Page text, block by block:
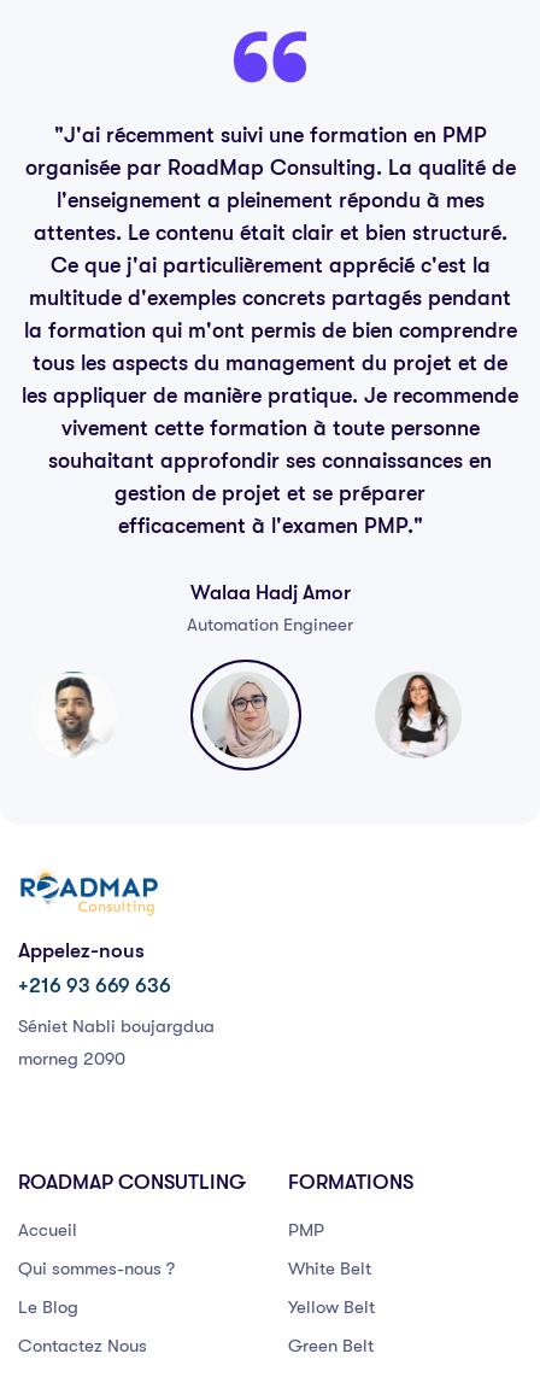
"J'ai récemment suivi une formation en PMP
organisée par RoadMap Consulting. La qualité de
l'enseignement a pleinement répondu à mes
attentes. Le contenu était clair et bien structuré.
Ce que j'ai particulièrement apprécié c'est la
multitude d'exemples concrets partagés pendant
la formation qui m'ont permis de bien comprendre
tous les aspects du management du projet et de
les appliquer de manière pratique. Je recommende
vivement cette formation à toute personne
souhaitant approfondir ses connaissances en
gestion de projet et se préparer
efficacement à l'examen PMP."
Walaa Hadj Amor
Automation Engineer
Appelez-nous
+216 93 669 636
Séniet Nabli boujargdua
morneg 2090
ROADMAP CONSUTLING
Accueil
Qui sommes-nous ?
Le Blog
Contactez Nous
FORMATIONS
PMP
White Belt
Yellow Belt
Green Belt